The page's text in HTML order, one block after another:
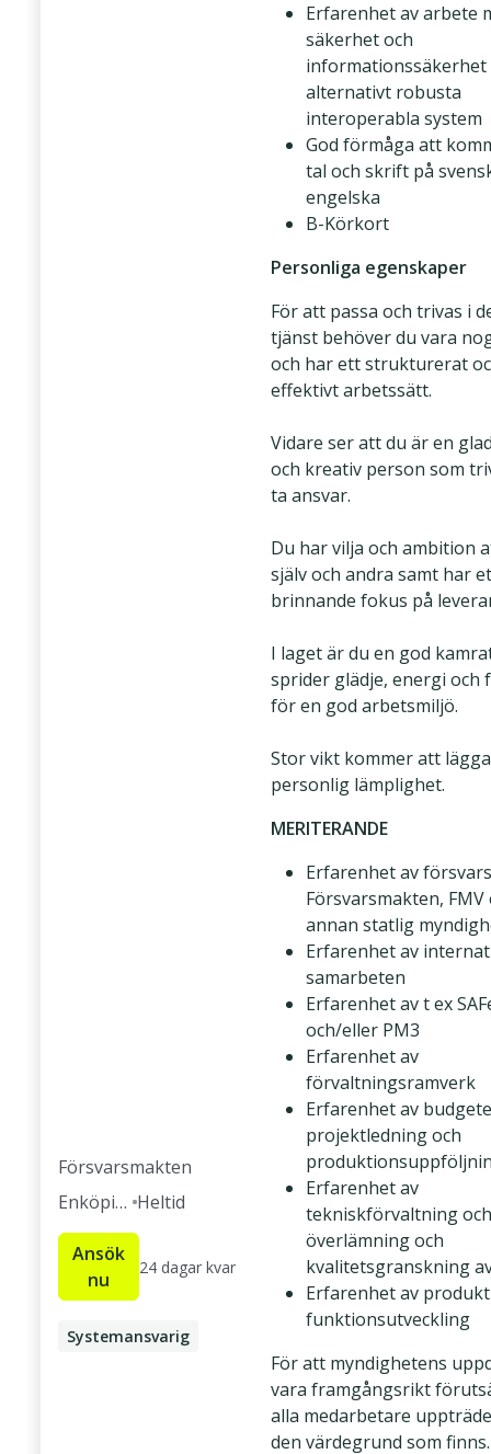
Försvarsmakten
Enköpin
g
Heltid
Ansök
nu
24 dagar kvar
Systemansvarig
Erfarenhet av arbete
säkerhet och
informationssäkerhet
alternativt robusta
interoperabla system
God förmåga att
tal och skrift på
engelska
B-Körkort
Personliga egenskaper
För att passa och trivas i
tjänst behöver du vara
och har ett strukturerat
effektivt arbetssätt.
Vidare ser att du är en
och kreativ person som
ta ansvar.
Du har vilja och ambition
själv och andra samt har
brinnande fokus på
I laget är du en god
sprider glädje, energi och
för en god arbetsmiljö.
Stor vikt kommer att
personlig lämplighet.
MERITERANDE
Erfarenhet av
Försvarsmakten, FMV
annan statlig
Erfarenhet av
samarbeten
Erfarenhet av t ex
och/eller PM3
Erfarenhet av
förvaltningsramverk
Erfarenhet av
projektledning och
Erfarenhet av
tekniskförvaltning
överlämning och
kvalitetsgranskning
Erfarenhet av
funktionsutveckling
För att myndighetens
vara framgångsrikt
alla medarbetare
den värdegrund som finns.